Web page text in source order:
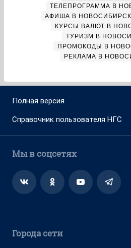
ТЕЛЕПРОГРАММА В
АФИША В
КУРСЫ ВАЛЮТ В
ТУРИЗМ В
ПРОМОКОДЫ В
РЕКЛАМА В
Полная версия
Справочник пользователя НГС
Мы в соцсетях
Города сети